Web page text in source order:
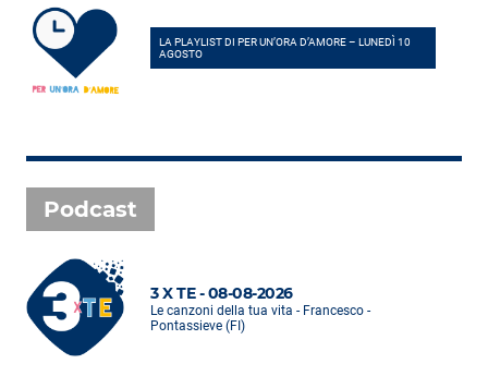
LA PLAYLIST DI PER UN’ORA D’AMORE – LUNEDÌ 10
AGOSTO
Podcast
3 X TE - 08-08-2026
Le canzoni della tua vita - Francesco -
Pontassieve (FI)